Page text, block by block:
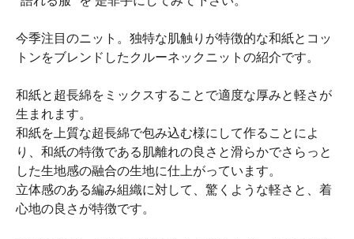
今季注目のニット。独特な肌触りが特徴的な和紙とコッ
トンをブレンドしたクルーネックニットの紹介です。
和紙と超長綿をミックスすることで適度な厚みと軽さが
生まれます。
和紙を上質な超長綿で包み込む様にして作ることによ
り、和紙の特徴である肌離れの良さと滑らかでさらっと
した生地感の融合の生地に仕上がっています。
立体感のある編み組織に対して、驚くような軽さと、着
心地の良さが特徴です。